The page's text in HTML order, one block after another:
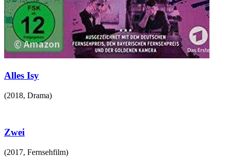
Alles Isy
(2018, Drama)
Zwei
(2017, Fernsehfilm)